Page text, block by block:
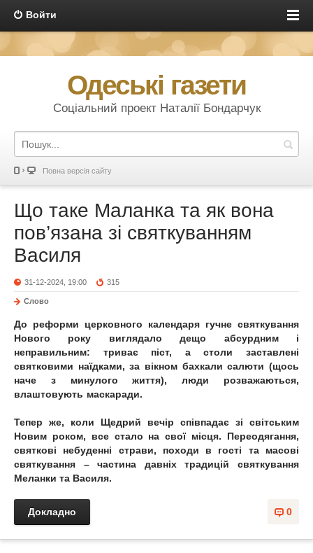
Войти
Одеські газети
Соціальний проект Наталії Бондарчук
Повна версія сайту
Що таке Маланка та як вона
пов’язана зі святкуванням
Василя
31-12-2024, 19:00 315
Слово
До реформи церковного календаря гучне святкування
Нового року виглядало дещо абсурдним і
неправильним: триває піст, а столи заставлені
святковими наїдками, за вікном бахкали салюти (щось
наче з минулого життя), люди розважаються,
влаштовують маскаради.
Тепер же, коли Щедрий вечір співпадає зі світським
Новим роком, все стало на свої місця. Переодягання,
святкові небуденні страви, походи в гості та масові
святкування – частина давніх традицій святкування
Меланки та Василя.
0
Докладно